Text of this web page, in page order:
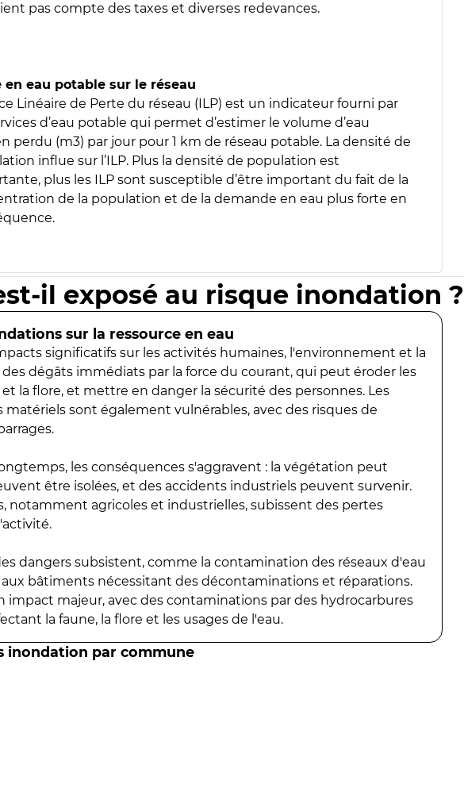
pas compte des taxes et diverses redevances.
en eau potable sur le réseau
Linéaire de Perte du réseau (ILP) est un indicateur fourni par
d’eau potable qui permet d’estimer le volume d’eau
perdu (m3) par jour pour 1 km de réseau potable. La densité de
influe sur l’ILP. Plus la densité de population est
plus les ILP sont susceptible d’être important du fait de la
de la population et de la demande en eau plus forte en
il exposé au risque inondation ?
sur la ressource en eau
significatifs sur les activités humaines, l'environnement et la
dégâts immédiats par la force du courant, qui peut éroder les
la flore, et mettre en danger la sécurité des personnes. Les
sont également vulnérables, avec des risques de
les conséquences s'aggravent : la végétation peut
être isolées, et des accidents industriels peuvent survenir.
notamment agricoles et industrielles, subissent des pertes
dangers subsistent, comme la contamination des réseaux d'eau
bâtiments nécessitant des décontaminations et réparations.
impact majeur, avec des contaminations par des hydrocarbures
la faune, la flore et les usages de l'eau.
inondation par commune